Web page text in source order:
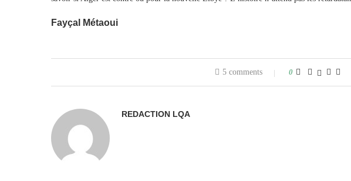
Fayçal Métaoui
5 comments 0
REDACTION LQA